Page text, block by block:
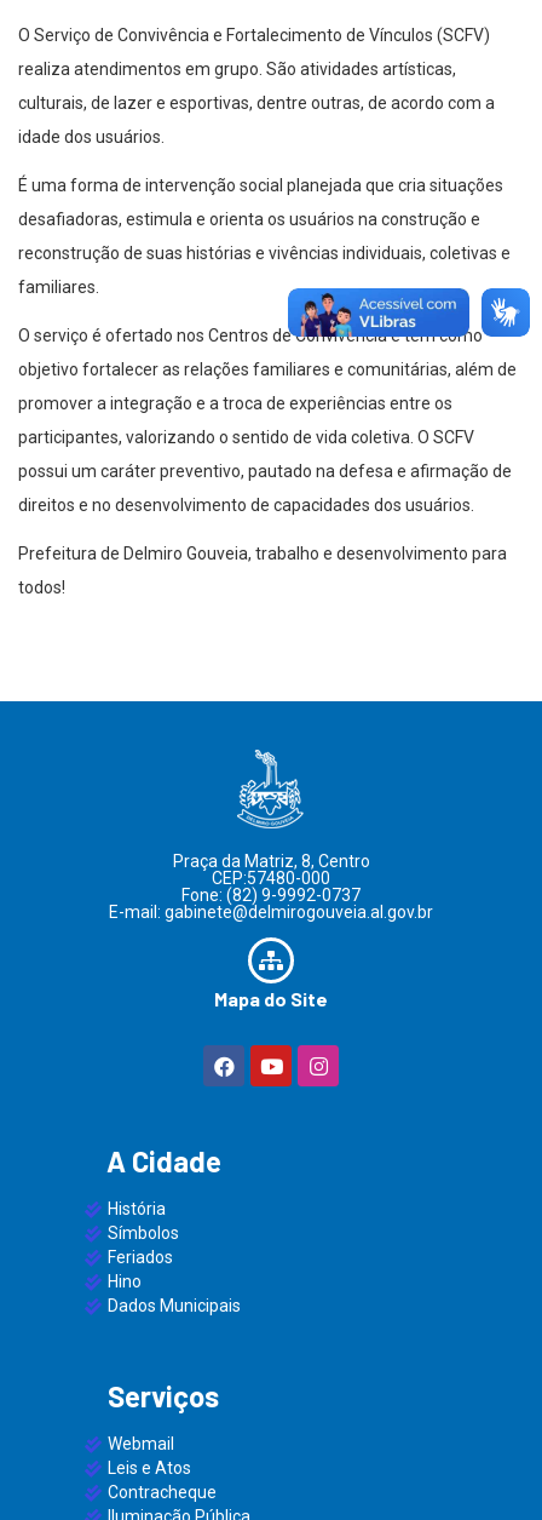
O Serviço de Convivência e Fortalecimento de Vínculos (SCFV)
realiza atendimentos em grupo. São atividades artísticas,
culturais, de lazer e esportivas, dentre outras, de acordo com a
idade dos usuários.
É uma forma de intervenção social planejada que cria situações
desafiadoras, estimula e orienta os usuários na construção e
reconstrução de suas histórias e vivências individuais, coletivas e
familiares.
O serviço é ofertado nos Centros de Convivência e tem como
objetivo fortalecer as relações familiares e comunitárias, além de
promover a integração e a troca de experiências entre os
participantes, valorizando o sentido de vida coletiva. O SCFV
possui um caráter preventivo, pautado na defesa e afirmação de
direitos e no desenvolvimento de capacidades dos usuários.
Prefeitura de Delmiro Gouveia, trabalho e desenvolvimento para
todos!
Praça da Matriz, 8, Centro
CEP:57480-000
Fone: (82) 9-9992-0737
E-mail: gabinete@delmirogouveia.al.gov.br
Mapa do Site
A Cidade
História
Símbolos
Feriados
Hino
Dados Municipais
Serviços
Webmail
Leis e Atos
Contracheque